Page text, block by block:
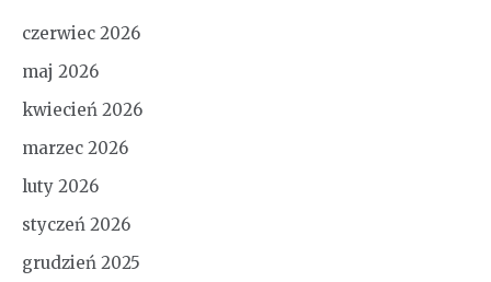
czerwiec 2026
maj 2026
kwiecień 2026
marzec 2026
luty 2026
styczeń 2026
grudzień 2025